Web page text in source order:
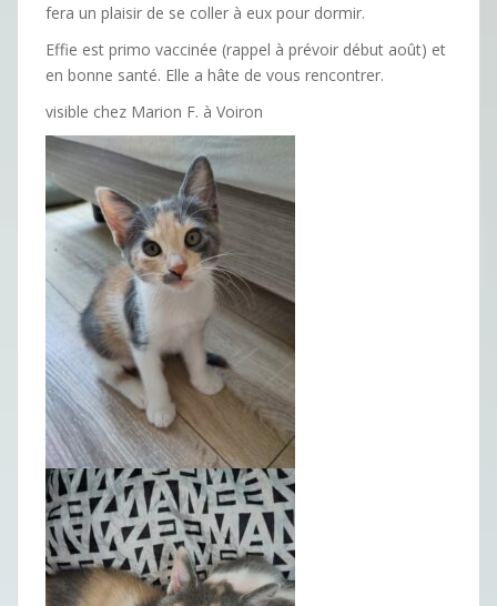
fera un plaisir de se coller à eux pour dormir.
Effie est primo vaccinée (rappel à prévoir début août) et
en bonne santé. Elle a hâte de vous rencontrer.
visible chez Marion F. à Voiron